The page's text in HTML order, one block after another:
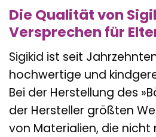
Die Qualität von
Versprechen für
Sigikid ist seit
hochwertige und
Bei der Herstellung des
der Hersteller größten
von Materialien, die nicht